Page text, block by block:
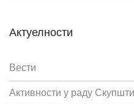
Актуелности
Вести
Активности у раду